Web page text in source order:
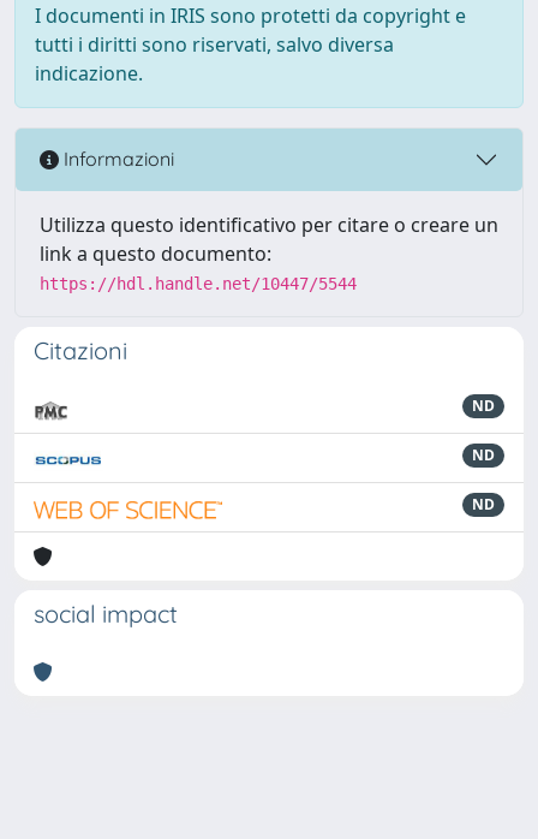
I documenti in IRIS sono protetti da copyright e
tutti i diritti sono riservati, salvo diversa
indicazione.
Informazioni
Utilizza questo identificativo per citare o creare un
link a questo documento:
https://hdl.handle.net/10447/5544
Citazioni
ND
ND
ND
social impact